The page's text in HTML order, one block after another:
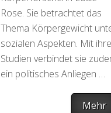
Rose. Sie betrachtet das
Thema Körpergewicht
sozialen Aspekten. Mit
Studien verbindet sie
ein politisches Anliegen …
Mehr